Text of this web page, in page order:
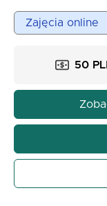
poziomy.
z czym mierzą
Na moich
dobrą
bez stresu.
Jestem lektorką
Zajęcia online
50